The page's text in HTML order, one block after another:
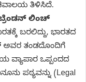
ತಿಳಿಸಿದೆ.
ಲಿಂಚ್
ಬರಲಿದ್ದು, ಭಾರತದ
ಅವರ ತಂಡದೊಂದಿಗೆ
ವ್ಯಾಪಾರ ಒಪ್ಪಂದದ
ಪಠ್ಯವನ್ನು (Legal